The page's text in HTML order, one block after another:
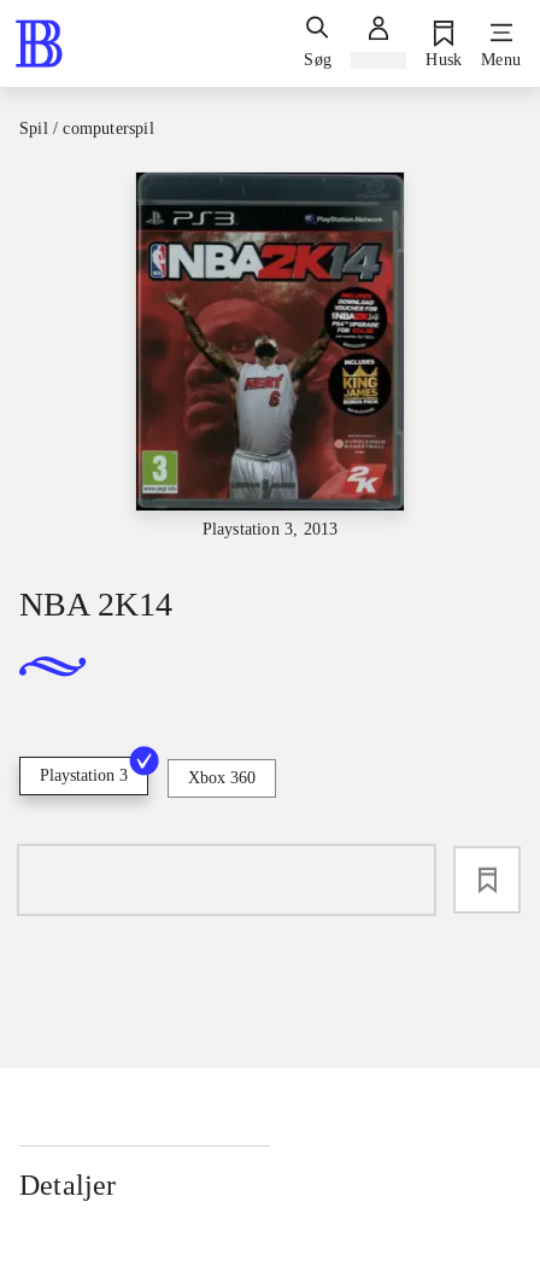
Søg Husk Menu
Spil / computerspil
Playstation 3, 2013
NBA 2K14
Playstation 3 Xbox 360
Detaljer